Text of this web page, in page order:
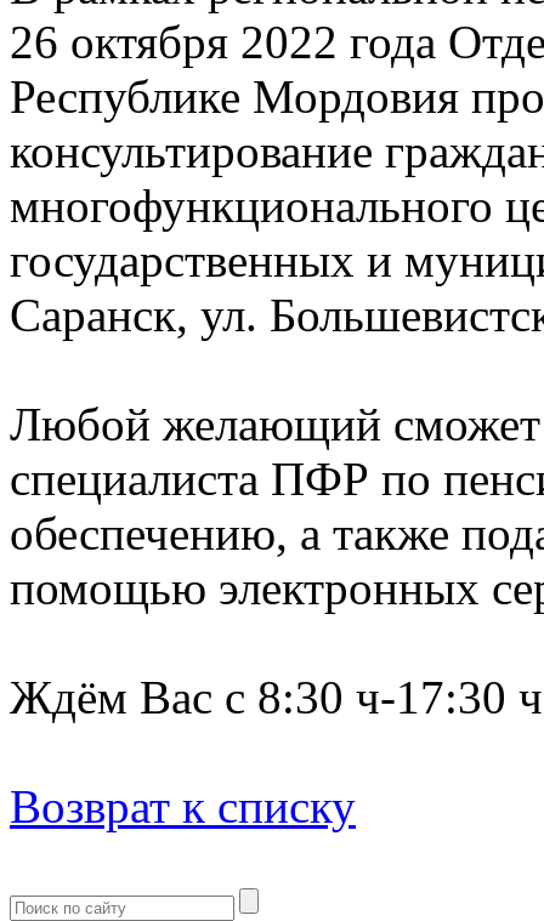
26 октября 2022 года
Республике Мордовия
консультирование
многофункционального
государственных и
Саранск, ул.
Любой желающий сможет
специалиста ПФР по
обеспечению, а также
помощью электронных
Ждём Вас с 8:30 ч-17:30
Возврат к списку